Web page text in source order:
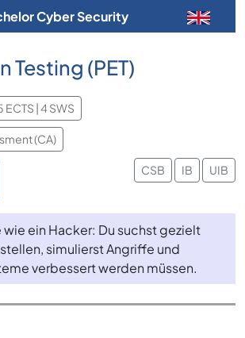
Cyber Security
Testing (PET)
ECTS | 4 SWS
(CA)
CSB IB UIB
wie ein Hacker: Du suchst gezielt
simulierst Angriffe und
verbessert werden müssen.